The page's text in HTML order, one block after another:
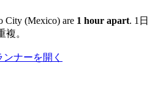
City (Mexico) are 1 hour apart. 1日
。
ナーを開く